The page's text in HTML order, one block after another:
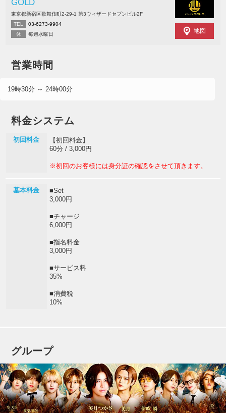
GOLD
東京都新宿区歌舞伎町2-29-1 第3ウィザードセブンビル2F
TEL
03-6273-9904
休
毎週水曜日 地図
営業時間
19時30分 ～ 24時00分
料金システム
初回料金
【初回料金】
60分 / 3,000円
※初回のお客様には身分証の確認をさせて頂きます。
基本料金
■Set
3,000円
■チャージ
6,000円
■指名料金
3,000円
■サービス料
35%
■消費税
10%
グループ